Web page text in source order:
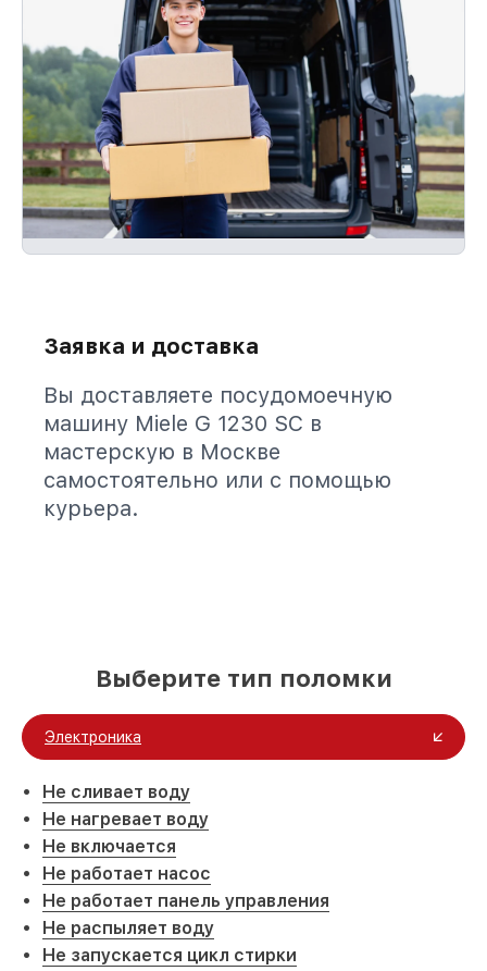
Заявка и доставка
Вы доставляете посудомоечную
машину Miele G 1230 SC в
мастерскую в Москве
самостоятельно или с помощью
курьера.
Выберите тип поломки
Электроника
Не сливает воду
Не нагревает воду
Не включается
Не работает насос
Не работает панель управления
Не распыляет воду
Не запускается цикл стирки